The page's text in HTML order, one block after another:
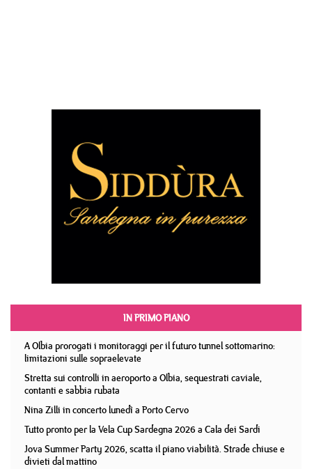
IN PRIMO PIANO
A Olbia prorogati i monitoraggi per il futuro tunnel sottomarino:
limitazioni sulle sopraelevate
Stretta sui controlli in aeroporto a Olbia, sequestrati caviale,
contanti e sabbia rubata
Nina Zilli in concerto lunedì a Porto Cervo
Tutto pronto per la Vela Cup Sardegna 2026 a Cala dei Sardi
Jova Summer Party 2026, scatta il piano viabilità. Strade chiuse e
divieti dal mattino